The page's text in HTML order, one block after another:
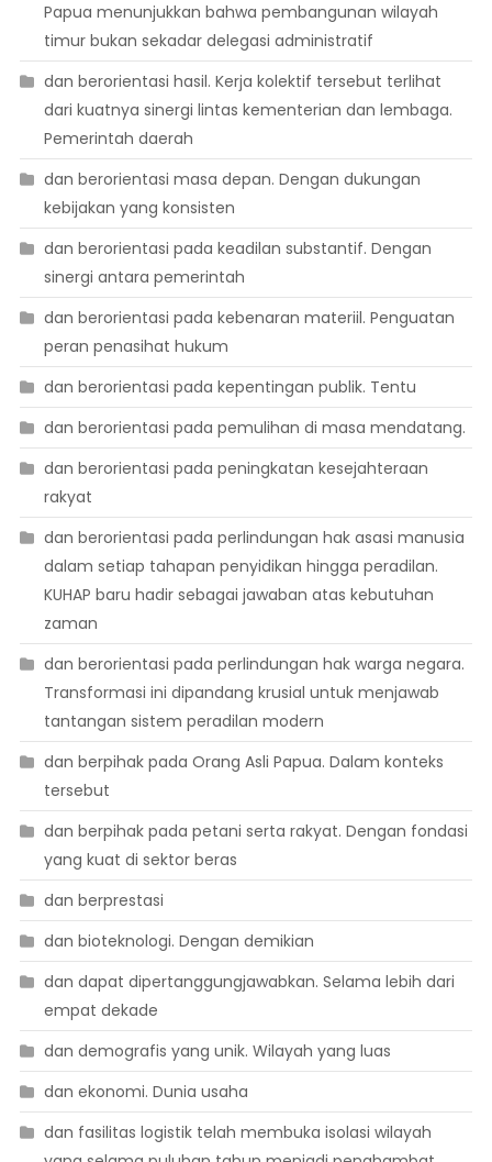
Papua menunjukkan bahwa pembangunan wilayah
timur bukan sekadar delegasi administratif
dan berorientasi hasil. Kerja kolektif tersebut terlihat
dari kuatnya sinergi lintas kementerian dan lembaga.
Pemerintah daerah
dan berorientasi masa depan. Dengan dukungan
kebijakan yang konsisten
dan berorientasi pada keadilan substantif. Dengan
sinergi antara pemerintah
dan berorientasi pada kebenaran materiil. Penguatan
peran penasihat hukum
dan berorientasi pada kepentingan publik. Tentu
dan berorientasi pada pemulihan di masa mendatang.
dan berorientasi pada peningkatan kesejahteraan
rakyat
dan berorientasi pada perlindungan hak asasi manusia
dalam setiap tahapan penyidikan hingga peradilan.
KUHAP baru hadir sebagai jawaban atas kebutuhan
zaman
dan berorientasi pada perlindungan hak warga negara.
Transformasi ini dipandang krusial untuk menjawab
tantangan sistem peradilan modern
dan berpihak pada Orang Asli Papua. Dalam konteks
tersebut
dan berpihak pada petani serta rakyat. Dengan fondasi
yang kuat di sektor beras
dan berprestasi
dan bioteknologi. Dengan demikian
dan dapat dipertanggungjawabkan. Selama lebih dari
empat dekade
dan demografis yang unik. Wilayah yang luas
dan ekonomi. Dunia usaha
dan fasilitas logistik telah membuka isolasi wilayah